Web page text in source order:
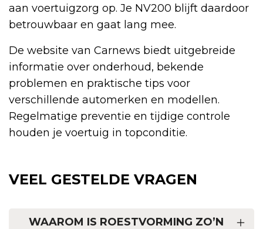
aan voertuigzorg op. Je NV200 blijft daardoor
betrouwbaar en gaat lang mee.
De website van Carnews biedt uitgebreide
informatie over onderhoud, bekende
problemen en praktische tips voor
verschillende automerken en modellen.
Regelmatige preventie en tijdige controle
houden je voertuig in topconditie.
VEEL GESTELDE VRAGEN
WAAROM IS ROESTVORMING ZO’N